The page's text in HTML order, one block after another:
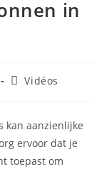
in
Vidéos
kan aanzienlijke
ervoor dat je
toepast om